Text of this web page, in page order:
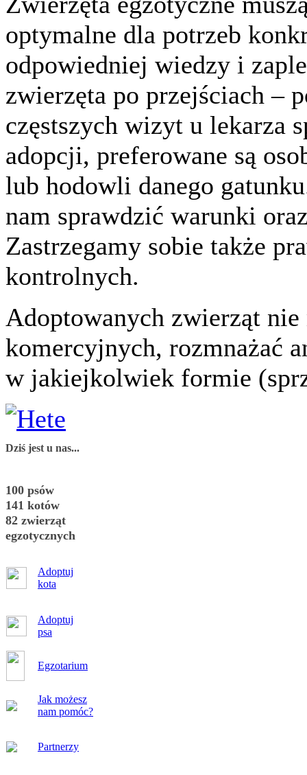
optymalne dla potrzeb
odpowiedniej wiedzy i
zwierzęta po przejściach –
częstszych wizyt u lekarza
adopcji, preferowane są
lub hodowli danego
nam sprawdzić warunki
Zastrzegamy sobie także
kontrolnych.
Adoptowanych zwierząt
komercyjnych, rozmnażać
w jakiejkolwiek formie
Dziś jest u nas...
100 psów
141 kotów
82 zwierząt
egzotycznych
Adoptuj
kota
Adoptuj
psa
Egzotarium
Jak możesz
nam pomóc?
Partnerzy